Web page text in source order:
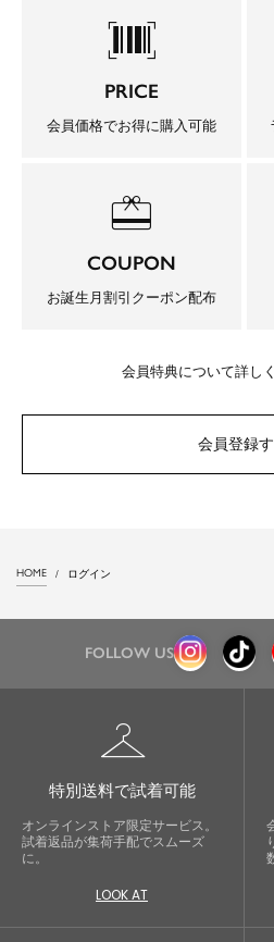
barcode_scanner
PRICE
会員価格でお得に購入可能
redeem
COUPON
お誕生月割引クーポン配布
会員特典について詳し
会員登録
HOME ログイン
FOLLOW US
checkroom
特別送料で試着可能
オンラインストア限定サービス。
試着返品が集荷手配でスムーズ
に。
LOOK AT